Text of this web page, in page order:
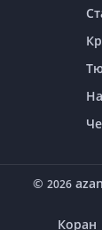
© 2026
Коран